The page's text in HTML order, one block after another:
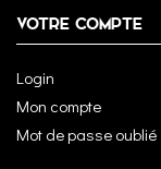
VOTRE COMPTE
Login
Mon compte
Mot de passe oublié